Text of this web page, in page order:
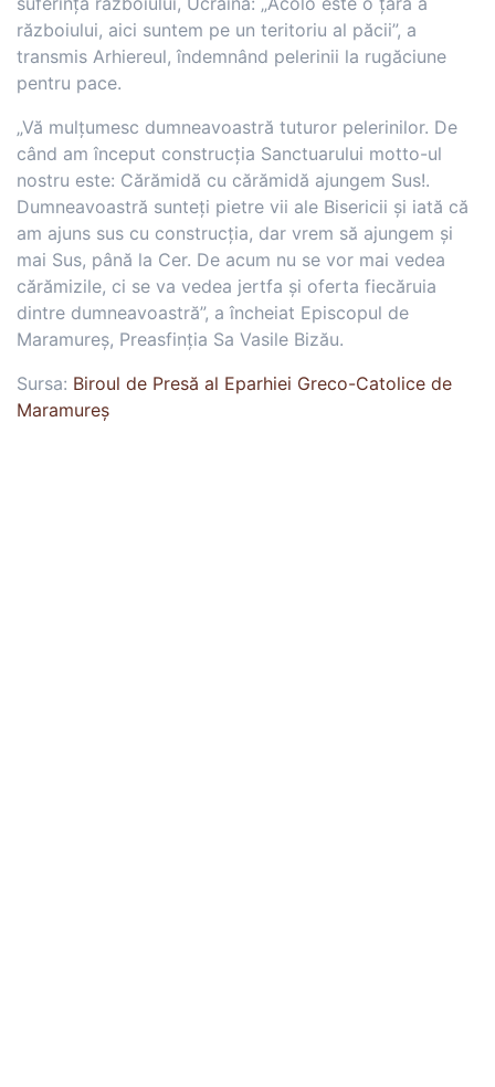
războiului, aici suntem pe un teritoriu al păcii”, a
transmis Arhiereul, îndemnând pelerinii la rugăciune
pentru pace.
„Vă mulțumesc dumneavoastră tuturor pelerinilor. De
când am început construcția Sanctuarului motto-ul
nostru este: Cărămidă cu cărămidă ajungem Sus!.
Dumneavoastră sunteți pietre vii ale Bisericii și iată că
am ajuns sus cu construcția, dar vrem să ajungem și
mai Sus, până la Cer. De acum nu se vor mai vedea
cărămizile, ci se va vedea jertfa și oferta fiecăruia
dintre dumneavoastră”, a încheiat Episcopul de
Maramureș, Preasfinția Sa Vasile Bizău.
Sursa: Biroul de Presă al Eparhiei Greco-Catolice de
Maramureș